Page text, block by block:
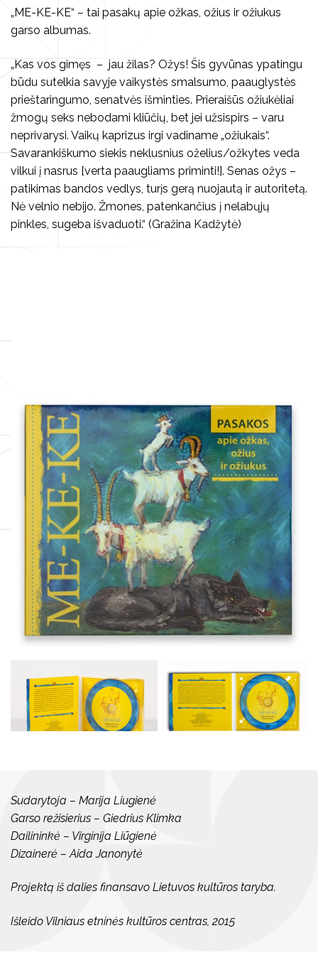
Koncertai
Kūrybiniai rinkiniai
Vilniaus folkloro ansambliai
Archyvas
„ME-KE-KE“ – tai pasakų apie ožkas, ožius ir ožiukus
garso albumas.
„Kas vos gimęs – jau žilas? Ožys! Šis gyvūnas ypatingu
būdu sutelkia savyje vaikystės smalsumo, paauglystės
prieštaringumo, senatvės išminties. Prieraišūs ožiukėliai
žmogų seks nebodami kliūčių, bet jei užsispirs – varu
neprivarysi. Vaikų kaprizus irgi vadiname „ožiukais“.
Savarankiškumo siekis neklusnius oželius/ožkytes veda
vilkui į nasrus [verta paaugliams priminti!]. Senas ožys –
patikimas bandos vedlys, turįs gerą nuojautą ir autoritetą.
Nė velnio nebijo. Žmones, patenkančius į nelabųjų
pinkles, sugeba išvaduoti.“ (Gražina Kadžytė)
Sudarytoja – Marija Liugienė
Garso režisierius – Giedrius Klimka
Dailininkė – Virginija Liūgienė
Dizainerė – Aida Janonytė
Projektą iš dalies finansavo Lietuvos kultūros taryba.
Išleido Vilniaus etninės kultūros centras, 2015